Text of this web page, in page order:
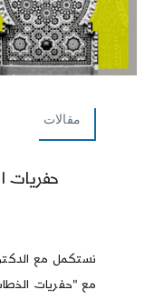
مقالات
حفريات
نستكمل مع
مع "حفريات